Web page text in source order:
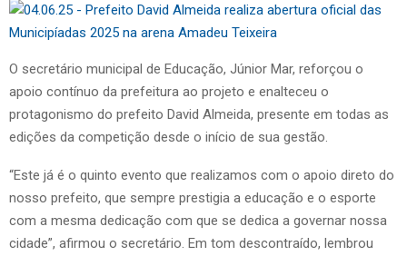
O secretário municipal de Educação, Júnior Mar, reforçou o
apoio contínuo da prefeitura ao projeto e enalteceu o
protagonismo do prefeito David Almeida, presente em todas as
edições da competição desde o início de sua gestão.
“Este já é o quinto evento que realizamos com o apoio direto do
nosso prefeito, que sempre prestigia a educação e o esporte
com a mesma dedicação com que se dedica a governar nossa
cidade”, afirmou o secretário. Em tom descontraído, lembrou